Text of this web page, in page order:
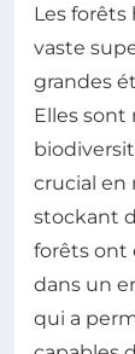
Les
vaste
grandes
Elles
crucial en
stockant
forêts ont
dans un
qui a